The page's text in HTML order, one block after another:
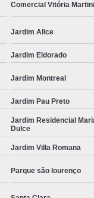
Comercial Vitória Martini
Jardim Alice
Jardim Eldorado
Jardim Montreal
Jardim Pau Preto
Jardim Residencial
Dulce
Jardim Villa Romana
Parque são lourenço